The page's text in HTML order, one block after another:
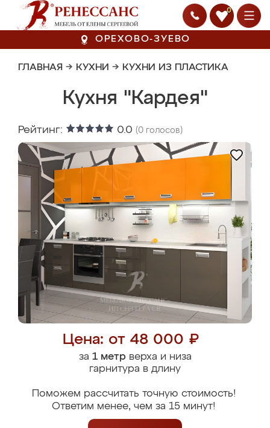
0
ОРЕХОВО-ЗУЕВО
ГЛАВНАЯ → КУХНИ → КУХНИ ИЗ ПЛАСТИКА
Кухня "Кардея"
Рейтинг: 0.0 (0 голосов)
Цена: от 48 000 ₽
за 1 метрверха и низа
гарнитура в длину
Поможем рассчитать точную стоимость!
Ответим менее, чем за 15 минут!